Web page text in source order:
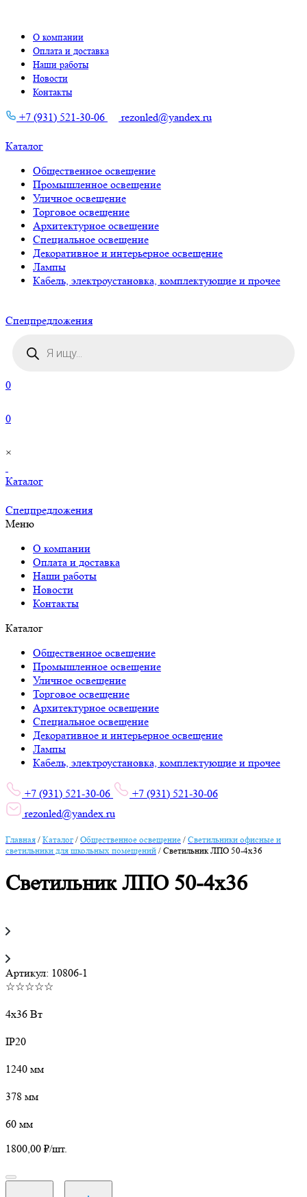
О компании
Оплата и доставка
Наши работы
Новости
Контакты
+7 (931) 521-30-06 rezonled@yandex.ru
Каталог
Общественное освещение
Промышленное освещение
Уличное освещение
Торговое освещение
Архитектурное освещение
Специальное освещение
Декоративное и интерьерное освещение
Лампы
Кабель, электроустановка, комплектующие и прочее
Cпецпредложения
товаров
0
0
×
Каталог
Cпецпредложения
Меню
О компании
Оплата и доставка
Наши работы
Новости
Контакты
Каталог
Общественное освещение
Промышленное освещение
Уличное освещение
Торговое освещение
Архитектурное освещение
Специальное освещение
Декоративное и интерьерное освещение
Лампы
Кабель, электроустановка, комплектующие и прочее
+7 (931) 521-30-06
+7 (931) 521-30-06
rezonled@yandex.ru
Главная / Каталог/ Общественное освещение / Светильники офисные и
светильники для школьных помещений / Светильник ЛПО 50-4х36
Светильник ЛПО 50-4х36
Артикул: 10806-1
☆☆☆☆☆
4х36 Вт
IP20
1240 мм
378 мм
60 мм
1800,00 ₽/шт.
Количество